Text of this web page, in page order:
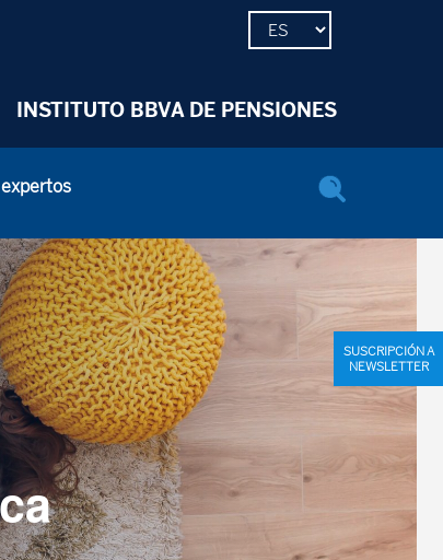
INSTITUTO BBVA DE PENSIONES
SUSCRIPCIÓN A
NEWSLETTER